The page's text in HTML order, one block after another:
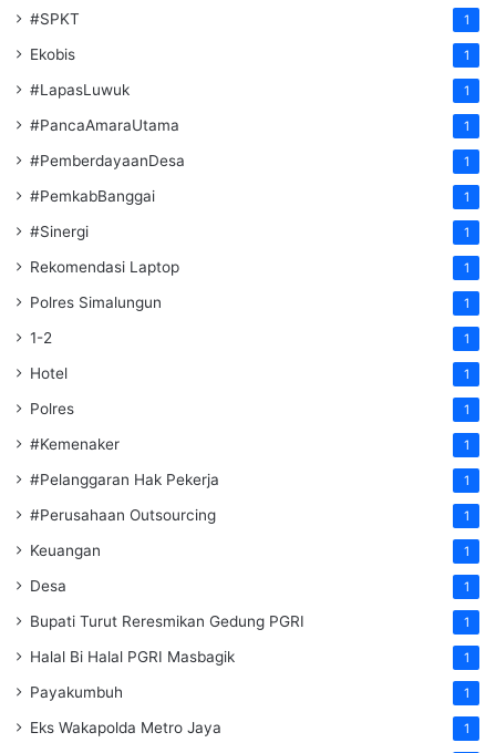
#SPKT 1
Ekobis 1
#LapasLuwuk 1
#PancaAmaraUtama 1
#PemberdayaanDesa 1
#PemkabBanggai 1
#Sinergi 1
Rekomendasi Laptop 1
Polres Simalungun 1
1-2 1
Hotel 1
Polres 1
#Kemenaker 1
#Pelanggaran Hak Pekerja 1
#Perusahaan Outsourcing 1
Keuangan 1
Desa 1
Bupati Turut Reresmikan Gedung PGRI 1
Halal Bi Halal PGRI Masbagik 1
Payakumbuh 1
Eks Wakapolda Metro Jaya 1